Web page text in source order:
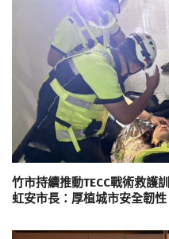
竹市持續推動TECC戰術救
虹安市長：厚植城市安全韌性